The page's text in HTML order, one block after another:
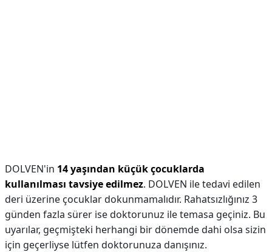
DOLVEN'in 14 yaşından küçük çocuklarda
kullanılması tavsiye edilmez. DOLVEN ile tedavi edilen
deri üzerine çocuklar dokunmamalıdır. Rahatsızlığınız 3
günden fazla sürer ise doktorunuz ile temasa geçiniz. Bu
uyarılar, geçmişteki herhangi bir dönemde dahi olsa sizin
için geçerliyse lütfen doktorunuza danışınız.